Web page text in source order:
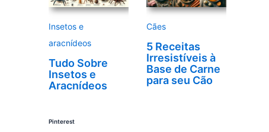
Insetos e
aracnídeos
Tudo Sobre
Insetos e
Aracnídeos
Cães
5 Receitas
Irresistíveis à
Base de Carne
para seu Cão
Pinterest